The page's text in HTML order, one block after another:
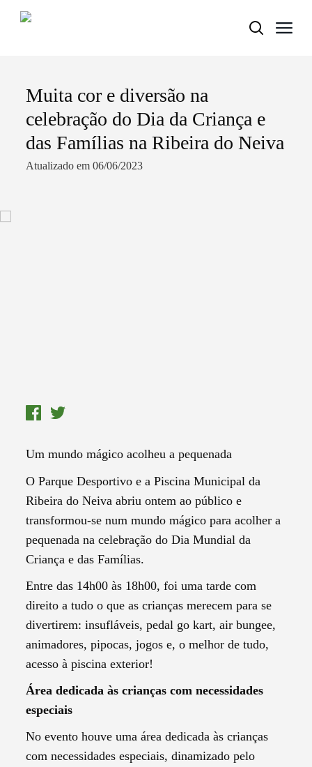
Termo de Pesquisa
Muita cor e diversão na
celebração do Dia da Criança e
das Famílias na Ribeira do Neiva
Atualizado em 06/06/2023
Um mundo mágicoacolheu a pequenada
O Parque Desportivo e a Piscina Municipal da
Ribeira do Neiva abriu ontemao públicoe
transformou-se num mundo mágicopara acolher a
pequenada na celebração do Dia Mundial da
Criança e das Famílias.
Entre das 14h00 às 18h00, foi uma tarde com
direito a tudo o que as crianças merecem para se
divertirem: insufláveis, pedal go kart, air bungee,
animadores, pipocas, jogos e, o melhor de tudo,
acesso à piscina exterior!
Área dedicada às crianças com necessidades
especiais
No evento houve uma área dedicada às crianças
com necessidades especiais, dinamizado pelo